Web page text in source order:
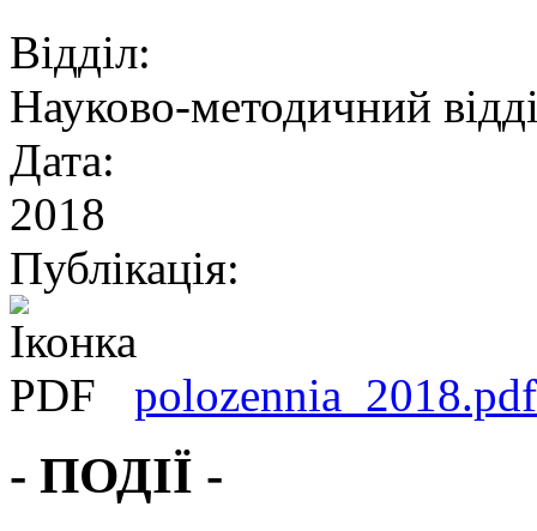
Відділ:
Науково-методичний
Дата:
2018
Публікація:
polozennia_2018.pdf
- ПОДІЇ -